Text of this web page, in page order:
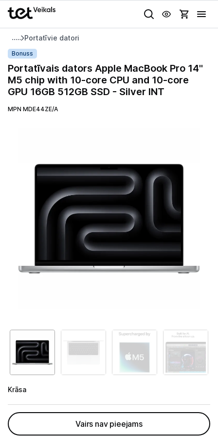
Uz kategorijam Uz galveno saturu
Portatīvie datori
Pasūtījuma statuss
Akcijas
TV un audio
Datortehnika
GAMING pasaule >
Portatīvie datori un piederumi
Portatīvie datori
Dokstacijas
Portatīvie dzesētāji
Audio
Spēļu konsoles un piederumi
Gaišā Tumšā Sistēmas
Portatīvais
dators
Apple
MacBook
14"
SSD
Bonuss
Portatīvais dators Apple MacBook Pro 14"
M5 chip with 10-core CPU and 10-core
GPU 16GB 512GB SSD - Silver INT
MPN MDE44ZE/A
Krāsa
Vairs nav pieejams